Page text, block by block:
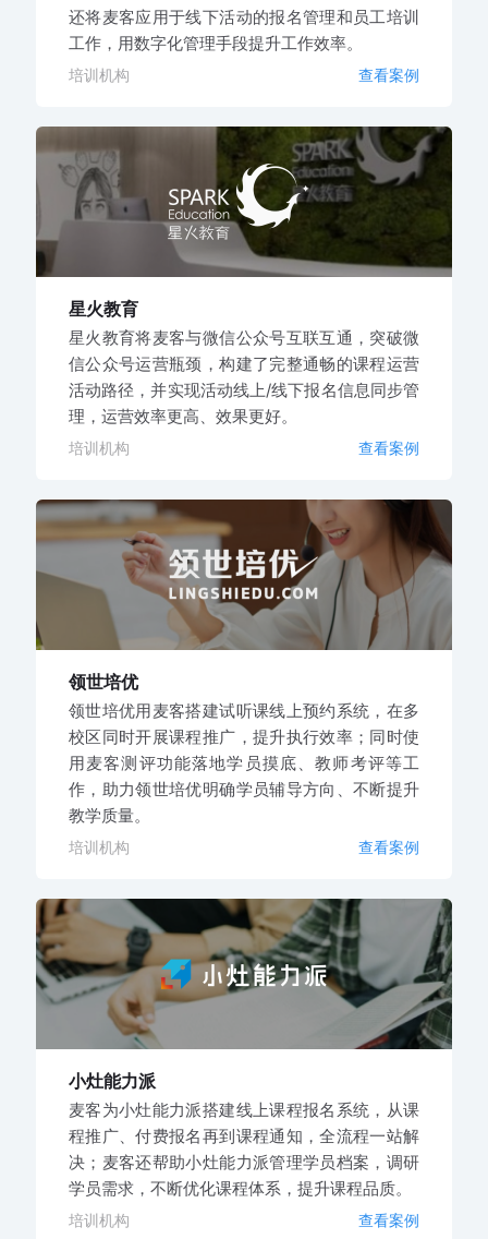
还将麦客应用于线下活动的报名管理和员工培训
工作，用数字化管理手段提升工作效率。
培训机构 查看案例
星火教育
星火教育将麦客与微信公众号互联互通，突破微
信公众号运营瓶颈，构建了完整通畅的课程运营
活动路径，并实现活动线上/线下报名信息同步管
理，运营效率更高、效果更好。
培训机构 查看案例
领世培优
领世培优用麦客搭建试听课线上预约系统，在多
校区同时开展课程推广，提升执行效率；同时使
用麦客测评功能落地学员摸底、教师考评等工
作，助力领世培优明确学员辅导方向、不断提升
教学质量。
培训机构 查看案例
小灶能力派
麦客为小灶能力派搭建线上课程报名系统，从课
程推广、付费报名再到课程通知，全流程一站解
决；麦客还帮助小灶能力派管理学员档案，调研
学员需求，不断优化课程体系，提升课程品质。
培训机构 查看案例